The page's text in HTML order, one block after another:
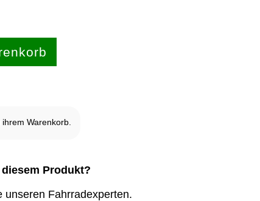
Warenkorb.
Produkt?
unseren Fahrradexperten.